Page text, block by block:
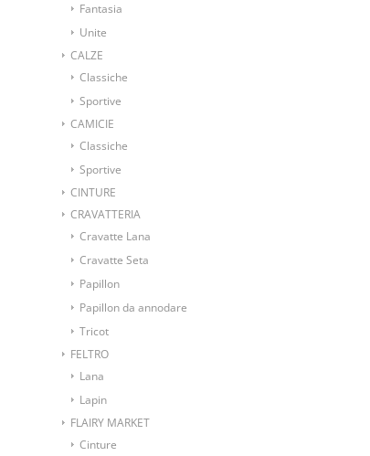
Fantasia
Unite
CALZE
Classiche
Sportive
CAMICIE
Classiche
Sportive
CINTURE
CRAVATTERIA
Cravatte Lana
Cravatte Seta
Papillon
Papillon da annodare
Tricot
FELTRO
Lana
Lapin
FLAIRY MARKET
Cinture